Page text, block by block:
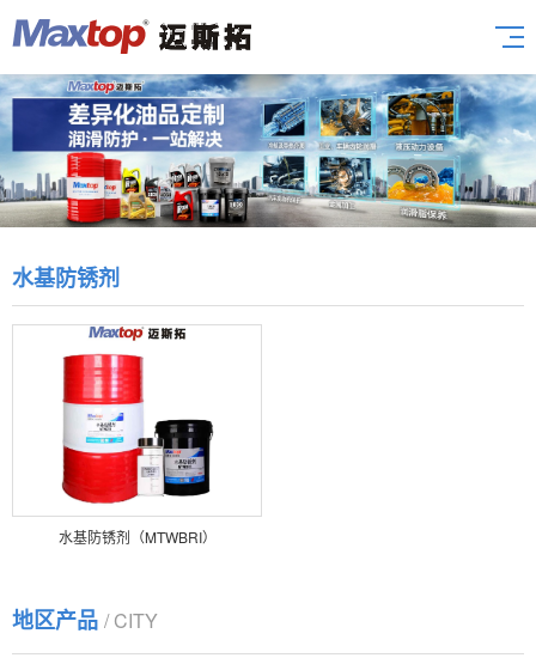
水基防锈剂
水基防锈剂（MTWBRI）
地区产品 / CITY